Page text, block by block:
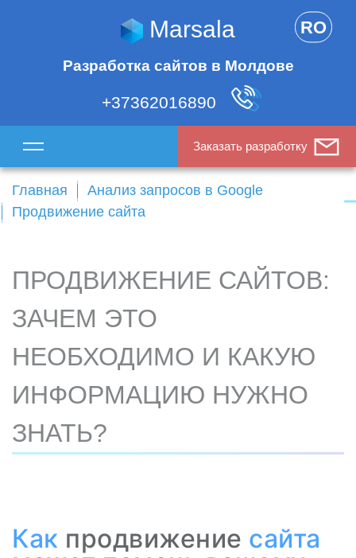
Marsala
Разработка сайтов в Молдове
+37362016890
RO
Заказать разработку
Главная
Анализ запросов в Google
Продвижение сайта
ПРОДВИЖЕНИЕ САЙТОВ:
ЗАЧЕМ ЭТО
НЕОБХОДИМО И КАКУЮ
ИНФОРМАЦИЮ НУЖНО
ЗНАТЬ?
Как продвижение сайта